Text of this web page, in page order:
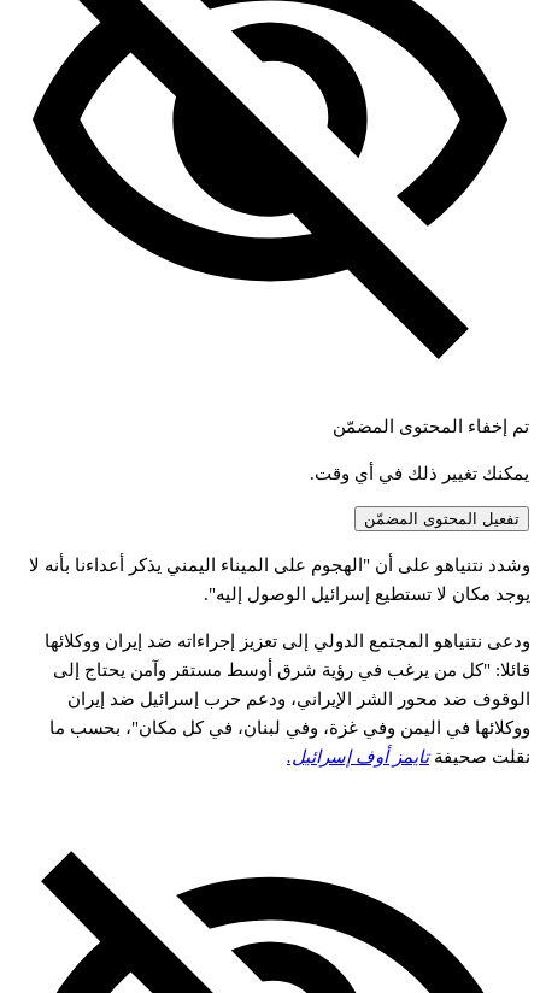
تم إخفاء المحتوى المضمّن
يمكنك تغيير ذلك في أي وقت.
تفعيل المحتوى المضمّن
وشدد نتنياهو على أن "الهجوم على الميناء اليمني يذكر أعداءنا بأنه لا
يوجد مكان لا تستطيع إسرائيل الوصول إليه".
ودعى نتنياهو المجتمع الدولي إلى تعزيز إجراءاته ضد إيران ووكلائها
قائلا: "كل من يرغب في رؤية شرق أوسط مستقر وآمن يحتاج إلى
الوقوف ضد محور الشر الإيراني، ودعم حرب إسرائيل ضد إيران
ووكلائها في اليمن وفي غزة، وفي لبنان، في كل مكان"، بحسب ما
نقلت صحيفةتايمز أوف إسرائيل.